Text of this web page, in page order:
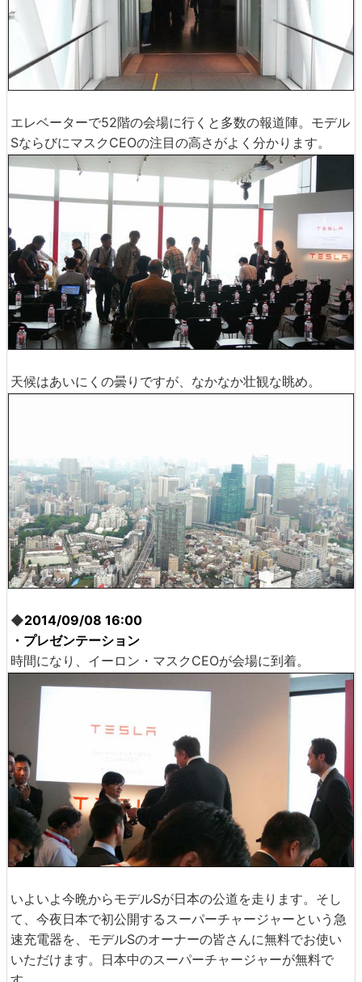
エレベーターで52階の会場に行くと多数の報道陣。モデル
SならびにマスクCEOの注目の高さがよく分かります。
天候はあいにくの曇りですが、なかなか壮観な眺め。
◆2014/09/08 16:00
・プレゼンテーション
時間になり、イーロン・マスクCEOが会場に到着。
いよいよ今晩からモデルSが日本の公道を走ります。そし
て、今夜日本で初公開するスーパーチャージャーという急
速充電器を、モデルSのオーナーの皆さんに無料でお使い
いただけます。日本中のスーパーチャージャーが無料で